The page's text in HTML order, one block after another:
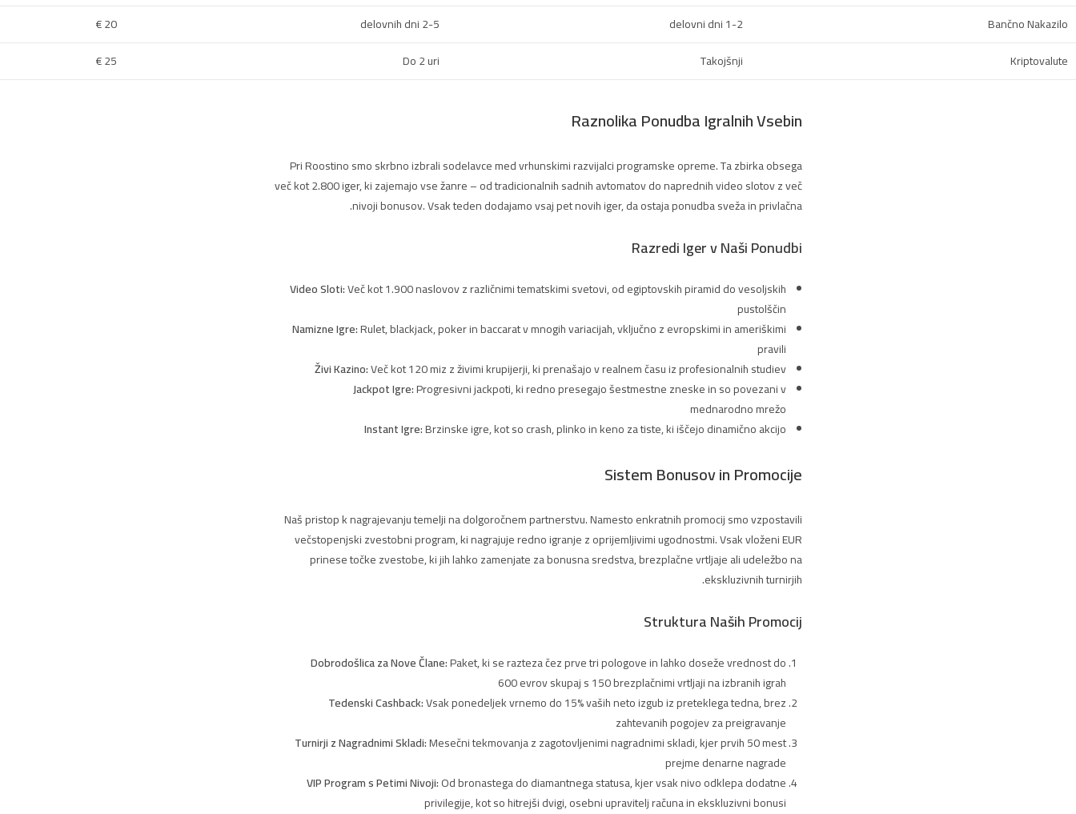
Bančno Nakazilo
1-2 delovni dni
2-5 delovnih dni
20 €
Kriptovalute
Takojšnji
Do 2 uri
25 €
Raznolika Ponudba Igralnih Vsebin
Pri Roostino smo skrbno izbrali sodelavce med vrhunskimi razvijalci programske opreme. Ta zbirka obsega
več kot 2.800 iger, ki zajemajo vse žanre – od tradicionalnih sadnih avtomatov do naprednih video slotov z več
nivoji bonusov. Vsak teden dodajamo vsaj pet novih iger, da ostaja ponudba sveža in privlačna.
Razredi Iger v Naši Ponudbi
Video Sloti:Več kot 1.900 naslovov z različnimi tematskimi svetovi, od egiptovskih piramid do vesoljskih
pustolščin
Namizne Igre:Rulet, blackjack, poker in baccarat v mnogih variacijah, vključno z evropskimi in ameriškimi
pravili
Živi Kazino:Več kot 120 miz z živimi krupijerji, ki prenašajo v realnem času iz profesionalnih studiev
Jackpot Igre:Progresivni jackpoti, ki redno presegajo šestmestne zneske in so povezani v
mednarodno mrežo
Instant Igre:Brzinske igre, kot so crash, plinko in keno za tiste, ki iščejo dinamično akcijo
Sistem Bonusov in Promocije
Naš pristop k nagrajevanju temelji na dolgoročnem partnerstvu. Namesto enkratnih promocij smo vzpostavili
večstopenjski zvestobni program, ki nagrajuje redno igranje z oprijemljivimi ugodnostmi. Vsak vloženi EUR
prinese točke zvestobe, ki jih lahko zamenjate za bonusna sredstva, brezplačne vrtljaje ali udeležbo na
ekskluzivnih turnirjih.
Struktura Naših Promocij
Dobrodošlica za Nove Člane:Paket, ki se razteza čez prve tri pologove in lahko doseže vrednost do
600 evrov skupaj s 150 brezplačnimi vrtljaji na izbranih igrah
Tedenski Cashback:Vsak ponedeljek vrnemo do 15% vaših neto izgub iz preteklega tedna, brez
zahtevanih pogojev za preigravanje
Turnirji z Nagradnimi Skladi:Mesečni tekmovanja z zagotovljenimi nagradnimi skladi, kjer prvih 50 mest
prejme denarne nagrade
VIP Program s Petimi Nivoji:Od bronastega do diamantnega statusa, kjer vsak nivo odklepa dodatne
privilegije, kot so hitrejši dvigi, osebni upravitelj računa in ekskluzivni bonusi